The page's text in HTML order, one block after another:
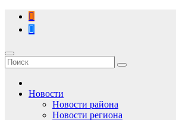
Перейти
содержимому
Новости
Новости района
Новости региона